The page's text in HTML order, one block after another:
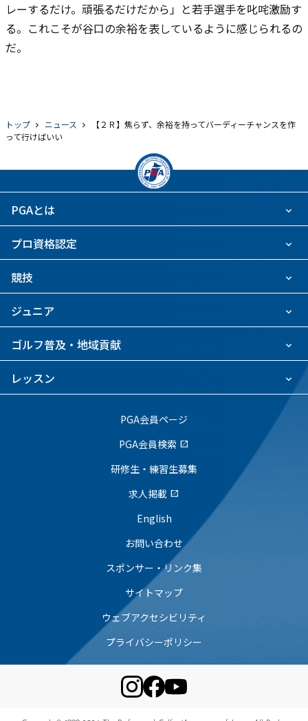
レーするだけ。頑張るだけだから」と若手選手を叱咤激励す
る。これこそが谷口の余裕を表しているように感じられるの
だ。
トップ ニュース
【２Ｒ】焦らず、余裕を持ってバーディーチャンスを作
って行けばいい
PGAとは
プロ資格認定
競技
ジュニア
ゴルフ普及・地域貢献
レッスン
PGA会員ページ
PGA会員検索 open_in_new
研修生・練習生募集
求人掲載 open_in_new
English
お問い合わせ
スポンサー・リンク集
サイトマップ
ウェブアクセシビリティ
プライバシーポリシー